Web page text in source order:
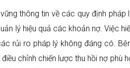
thông tin về các quy định
lý hiệu quả các khoản nợ. Việc
rủi ro pháp lý không đáng có.
chỉnh chiến lược thu hồi nợ phù